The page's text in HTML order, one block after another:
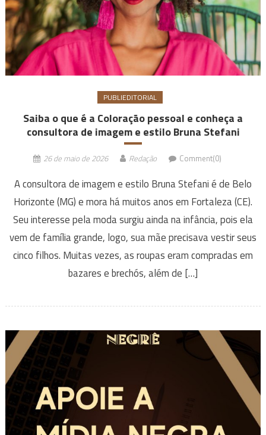
PUBLIEDITORIAL
Saiba o que é a Coloração pessoal e conheça a
consultora de imagem e estilo Bruna Stefani
26 de maio de 2026 Redação Comment(0)
A consultora de imagem e estilo Bruna Stefani é de Belo
Horizonte (MG) e mora há muitos anos em Fortaleza (CE).
Seu interesse pela moda surgiu ainda na infância, pois ela
vem de família grande, logo, sua mãe precisava vestir seus
cinco filhos. Muitas vezes, as roupas eram compradas em
bazares e brechós, além de […]